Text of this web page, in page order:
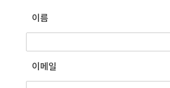
이름
이메일